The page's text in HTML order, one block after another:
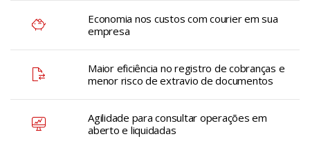
la diretamente ao banqueiro no exterior juntamente
encaminhar a documentação ao banco. Tudo isso por
meio de uma ferramenta web.
Economia nos custos com courier em sua
empresa
Maior eficiência no registro de cobranças e
menor risco de extravio de documentos
Agilidade para consultar operações em
aberto e liquidadas